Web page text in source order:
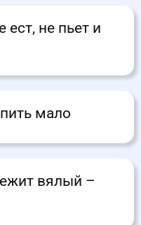
ест, не пьет и
мало
вялый –